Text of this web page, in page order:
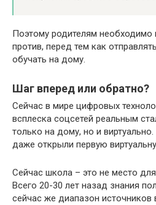
Поэтому родителям необходимо
против, перед тем как
обучать на дому.
Шаг вперед или обратно?
Сейчас в мире цифровых
всплеска соцсетей реальным
только на дому, но и
даже открыли первую
Сейчас школа – это не место
Всего 20-30 лет назад знания
сейчас же диапазон источников